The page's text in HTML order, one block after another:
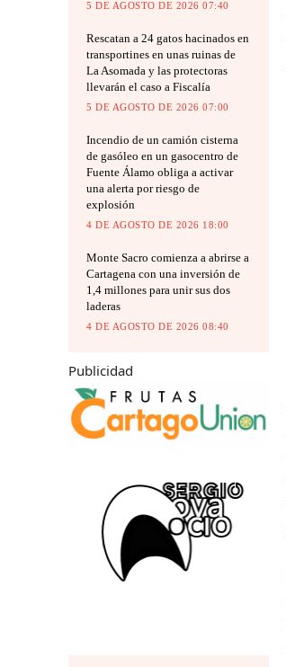
5 DE AGOSTO DE 2026 07:40
Rescatan a 24 gatos hacinados en
transportines en unas ruinas de
La Asomada y las protectoras
llevarán el caso a Fiscalía
5 DE AGOSTO DE 2026 07:00
Incendio de un camión cisterna
de gasóleo en un gasocentro de
Fuente Álamo obliga a activar
una alerta por riesgo de
explosión
4 DE AGOSTO DE 2026 18:00
Monte Sacro comienza a abrirse a
Cartagena con una inversión de
1,4 millones para unir sus dos
laderas
4 DE AGOSTO DE 2026 08:40
Publicidad